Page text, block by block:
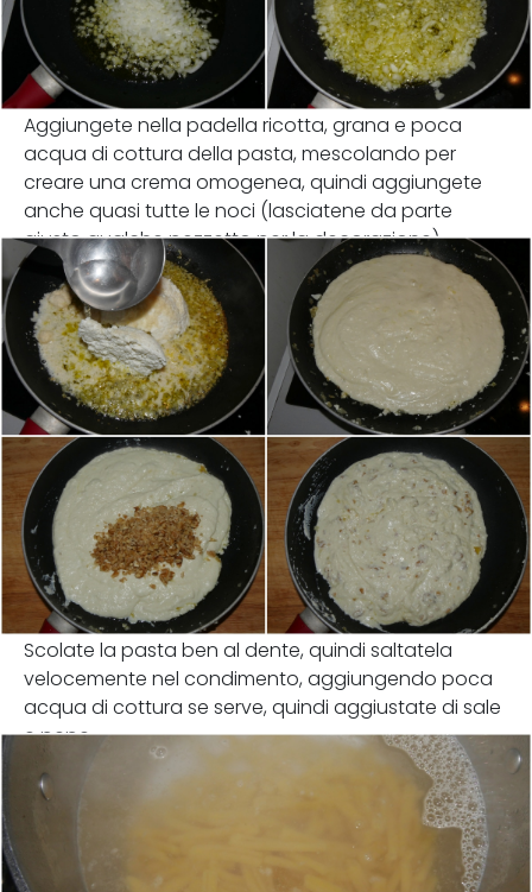
Aggiungete nella padella ricotta, grana e poca
acqua di cottura della pasta, mescolando per
creare una crema omogenea, quindi aggiungete
anche quasi tutte le noci (lasciatene da parte
giusto qualche pezzetto per la decorazione).
Scolate la pasta ben al dente, quindi saltatela
velocemente nel condimento, aggiungendo poca
acqua di cottura se serve, quindi aggiustate di sale
e pepe.